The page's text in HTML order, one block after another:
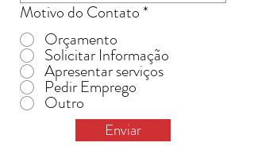
Motivo do Contato *
Orçamento
Solicitar Informação
Apresentar serviços
Pedir Emprego
Outro
Enviar